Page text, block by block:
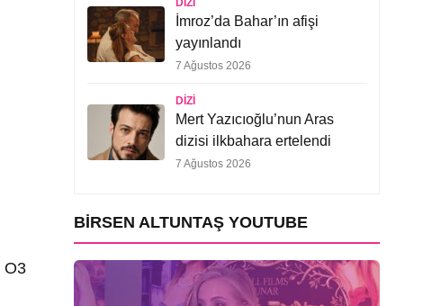
O3
DIZI
İmroz’da Bahar’ın afişi
yayınlandı
7 Ağustos 2026
DIZI
Mert Yazıcıoğlu’nun Aras
dizisi ilkbahara ertelendi
7 Ağustos 2026
BIRSEN ALTUNTAŞ YOUTUBE